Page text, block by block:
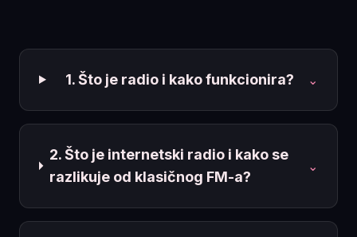
1. Što je radio i kako funkcionira? ⌄
2. Što je internetski radio i kako se
razlikuje od klasičnog FM-a?
⌄